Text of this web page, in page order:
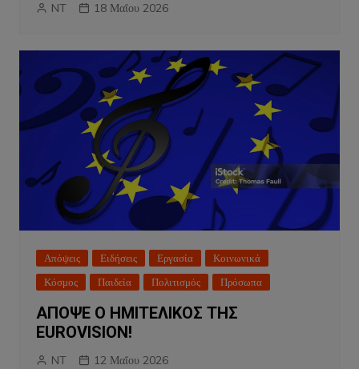
NT 18 Μαΐου 2026
Απόψεις Ειδήσεις Εργασία
Κοινωνικά
Κόσμος
Παιδεία Πολιτισμός Πρόσωπα
ΑΠΟΨΕ Ο ΗΜΙΤΕΛΙΚΟΣ ΤΗΣ
EUROVISION!
NT 12 Μαΐου 2026